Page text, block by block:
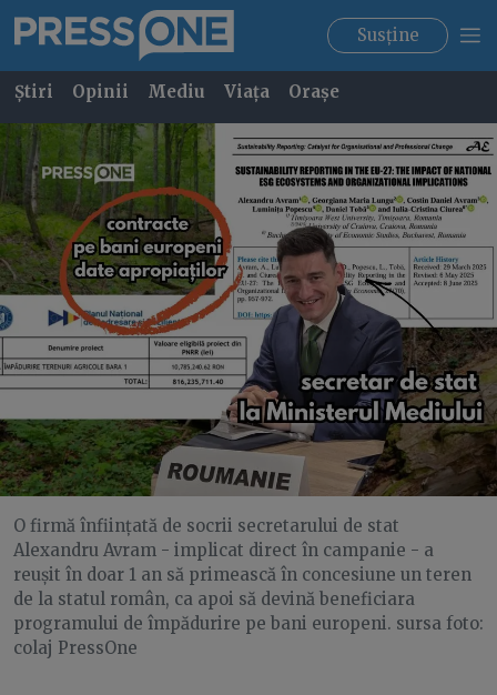
Susține
Știri Opinii Mediu Viața Orașe
O firmă înființată de socrii secretarului de stat
Alexandru Avram - implicat direct în campanie - a
reușit în doar 1 an să primească în concesiune un teren
de la statul român, ca apoi să devină beneficiara
programului de împădurire pe bani europeni. sursa foto:
colaj PressOne